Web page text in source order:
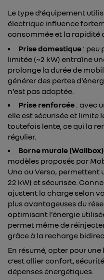
Le type d’équipement
électrique influence
consommée et la rapidité
Prise domestique : peu
limitée (~2 kW) entraîne
prolonge la durée de
générer des pertes
n’est pas adaptée.
Prise renforcée : avec
elle est sécurisée et limite
toutefois lente, ce qui la
régulier.
Borne murale (Wallbox)
modèles proposés par
Uno ou Verso, permettent
22 kW) et sécurisée.
ajustent la charge selon
plus avantageuses du
optimisant l’énergie
permet même de
grâce à la recharge
En résumé, opter pour
c’est allier confort,
dépenses énergétiques.